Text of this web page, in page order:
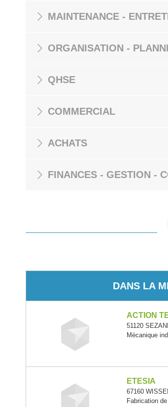
MAINTENANCE -
ORGANISATION -
QHSE
COMMERCIAL
ACHATS
FINANCES - GESTION -
DANS LA
ACTION
51120
Mécanique
ETESIA
67160
Fabrication